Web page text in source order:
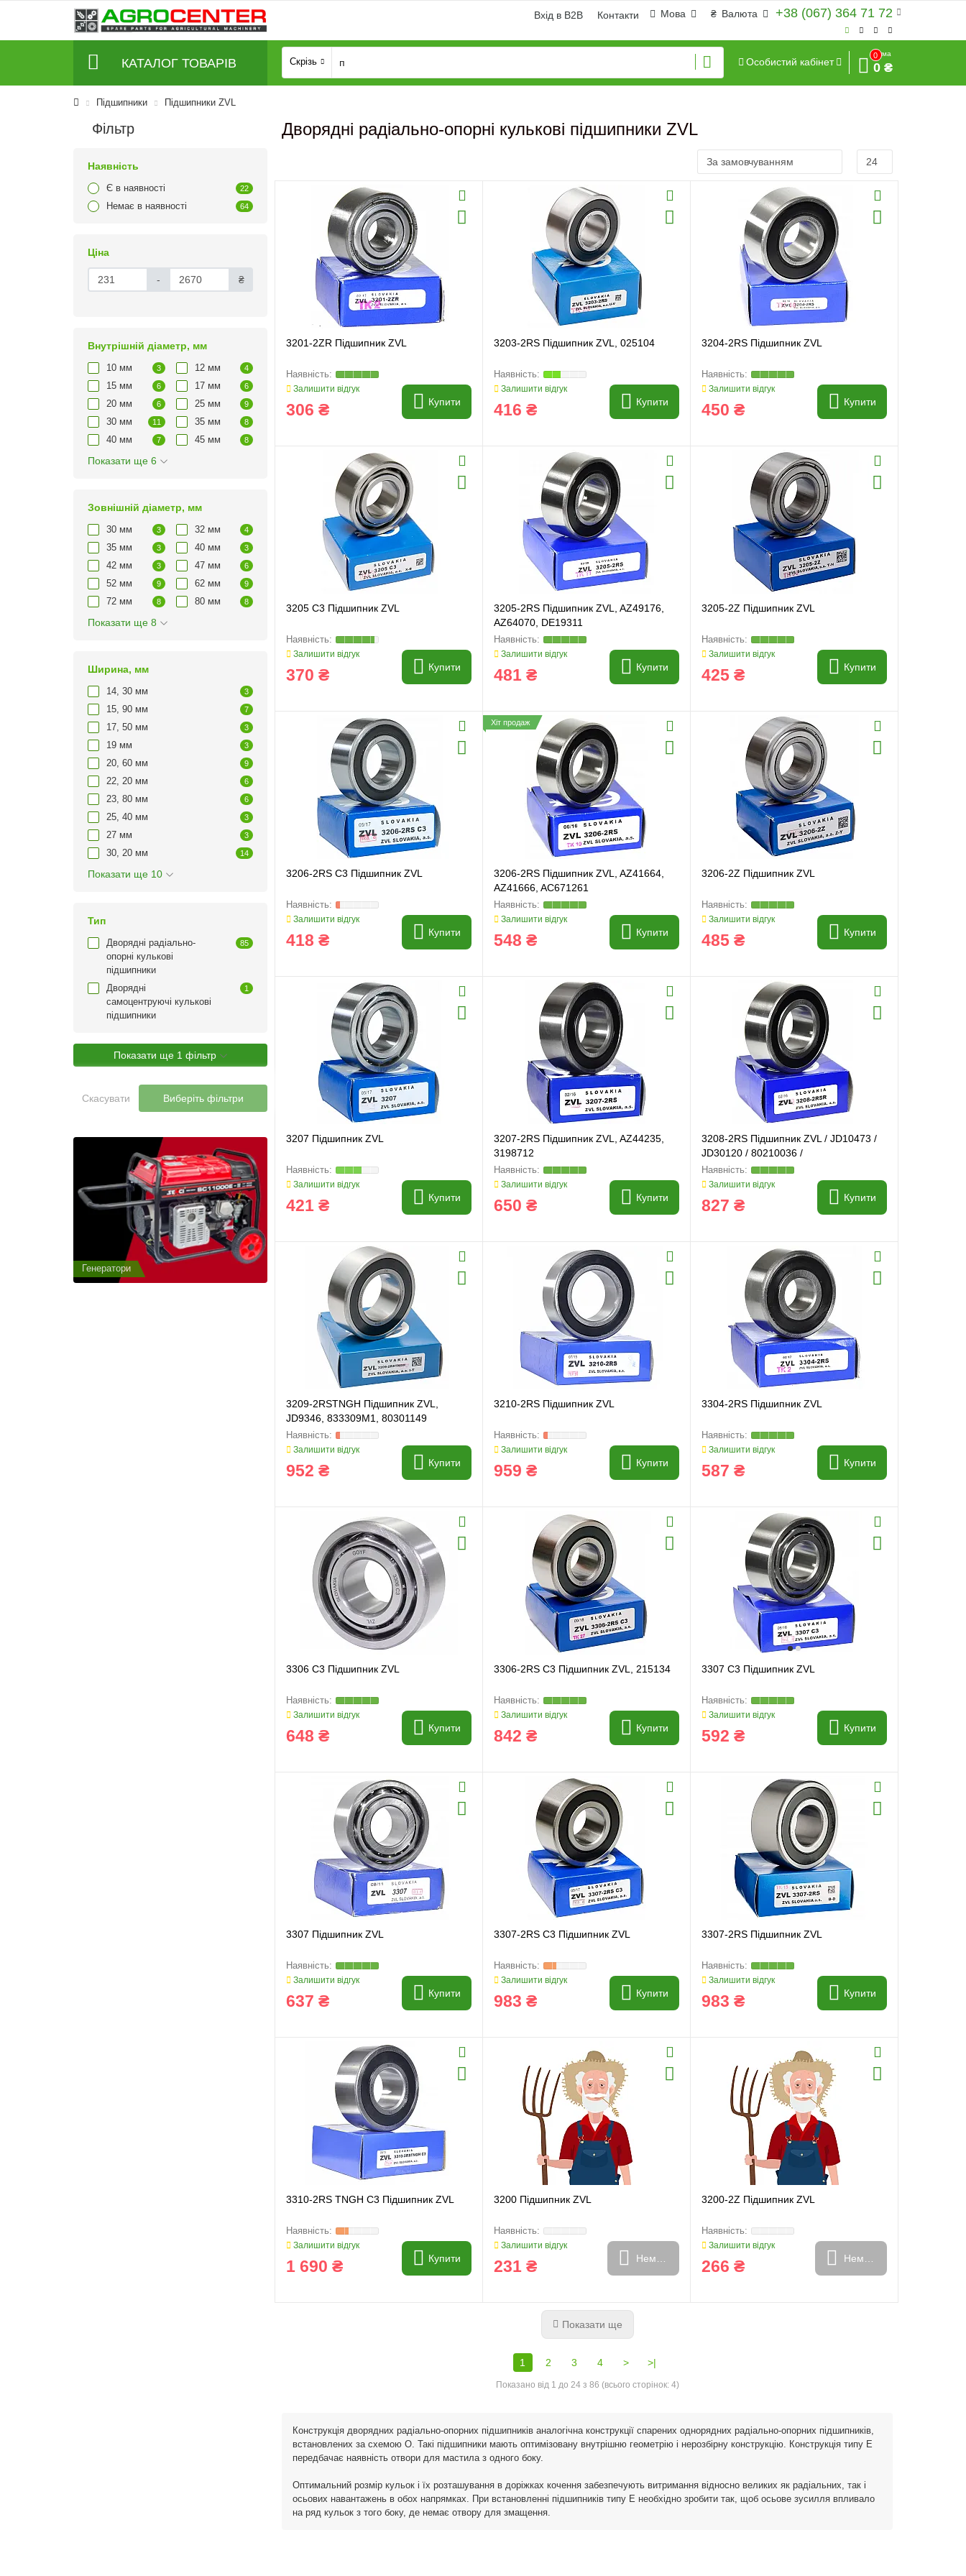
+38 (067) 364 71 72
₴ Валюта
Мова
Вхід в B2B Контакти
КАТАЛОГ ТОВАРІВ Скрізь Особистий кабінет
0
Сума
0 ₴
Підшипники Підшипники ZVL
Фільтр
Наявність
Є в наявності 22
Немає в наявності 64
Ціна
- ₴
Внутрішній діаметр, мм
10 мм 3 12 мм 4
15 мм 6 17 мм 6
20 мм 6 25 мм 9
30 мм 11 35 мм 8
40 мм 7 45 мм 8
Показати ще 6
Зовнішній діаметр, мм
30 мм 3 32 мм 4
35 мм 3 40 мм 3
42 мм 3 47 мм 6
52 мм 9 62 мм 9
72 мм 8 80 мм 8
Показати ще 8
Ширина, мм
14, 30 мм 3
15, 90 мм 7
17, 50 мм 3
19 мм 3
20, 60 мм 9
22, 20 мм 6
23, 80 мм 6
25, 40 мм 3
27 мм 3
30, 20 мм 14
Показати ще 10
Тип
Дворядні радіально-
опорні кулькові
підшипники
85
Дворядні
самоцентруючі кулькові
підшипники
1
Показати ще 1 фільтр
Скасувати Виберіть фільтри
Генератори
Дворядні радіально-опорні кулькові підшипники ZVL
3201-2ZR Підшипник ZVL
Залишити відгук
306 ₴ Купити
3203-2RS Підшипник ZVL, 025104
Залишити відгук
416 ₴ Купити
3204-2RS Підшипник ZVL
Залишити відгук
450 ₴ Купити
3205 C3 Підшипник ZVL
Залишити відгук
370 ₴ Купити
3205-2RS Підшипник ZVL, AZ49176,
AZ64070, DE19311
Залишити відгук
481 ₴ Купити
3205-2Z Підшипник ZVL
Залишити відгук
425 ₴ Купити
3206-2RS C3 Підшипник ZVL
Залишити відгук
418 ₴ Купити
Хіт продаж
3206-2RS Підшипник ZVL, AZ41664,
AZ41666, AC671261
Залишити відгук
548 ₴ Купити
3206-2Z Підшипник ZVL
Залишити відгук
485 ₴ Купити
3207 Підшипник ZVL
Залишити відгук
421 ₴ Купити
3207-2RS Підшипник ZVL, AZ44235,
3198712
Залишити відгук
650 ₴ Купити
3208-2RS Підшипник ZVL / JD10473 /
JD30120 / 80210036 /
Залишити відгук
827 ₴ Купити
3209-2RSTNGH Підшипник ZVL,
JD9346, 833309M1, 80301149
Залишити відгук
952 ₴ Купити
3210-2RS Підшипник ZVL
Залишити відгук
959 ₴ Купити
3304-2RS Підшипник ZVL
Залишити відгук
587 ₴ Купити
3306 C3 Підшипник ZVL
Залишити відгук
648 ₴ Купити
3306-2RS C3 Підшипник ZVL, 215134
Залишити відгук
842 ₴ Купити
3307 C3 Підшипник ZVL
Залишити відгук
592 ₴ Купити
3307 Підшипник ZVL
Залишити відгук
637 ₴ Купити
3307-2RS C3 Підшипник ZVL
Залишити відгук
983 ₴ Купити
3307-2RS Підшипник ZVL
Залишити відгук
983 ₴ Купити
3310-2RS TNGH C3 Підшипник ZVL
Залишити відгук
1 690 ₴ Купити
3200 Підшипник ZVL
Залишити відгук
231 ₴ Немає в наявності
3200-2Z Підшипник ZVL
Залишити відгук
266 ₴ Немає в наявності
Показати ще
1 2 3 4 > >|
Показано від 1 до 24 з 86 (всього сторінок: 4)
Конструкція дворядних радіально-опорних підшипників аналогічна конструкції спарених однорядних радіально-опорних підшипників,
встановлених за схемою О. Такі підшипники мають оптимізовану внутрішню геометрію і нерозбірну конструкцію. Конструкція типу Е
передбачає наявність отвори для мастила з одного боку.
Оптимальний розмір кульок і їх розташування в доріжках кочення забезпечують витримання відносно великих як радіальних, так і
осьових навантажень в обох напрямках. При встановленні підшипників типу Е необхідно зробити так, щоб осьове зусилля впливало
на ряд кульок з того боку, де немає отвору для змащення.